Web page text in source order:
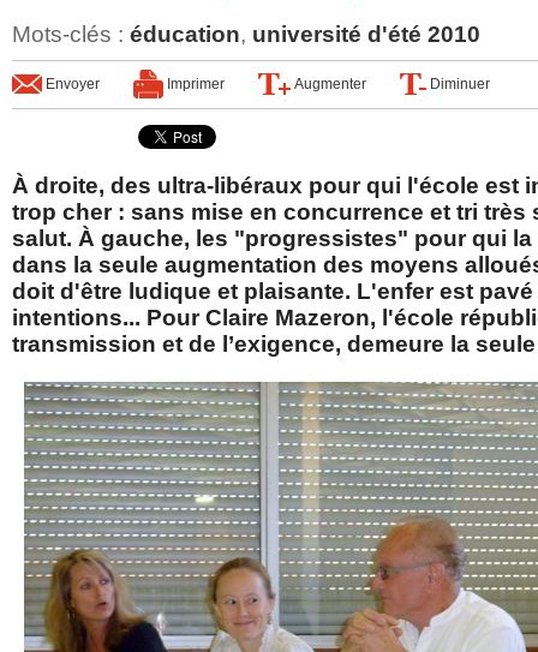
Mots-clés : éducation, université d'été 2010
Envoyer Imprimer Augmenter Diminuer
À droite, des ultra-libéraux pour qui l'école est
trop cher : sans mise en concurrence et tri très
salut. À gauche, les "progressistes" pour qui
dans la seule augmentation des moyens
doit d'être ludique et plaisante. L'enfer est
intentions... Pour Claire Mazeron, l'école
transmission et de l’exigence, demeure la